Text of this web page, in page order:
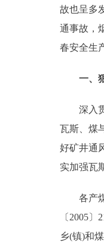
故也呈多
通事故，
春安全生
一、狠
深入贯
瓦斯、煤
好矿井通
实加强瓦
各产煤
〔2005
乡(镇)和